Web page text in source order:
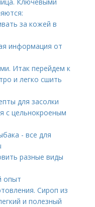
за кожей в
информация от
Итак перейдем к
и легко сшить
для засолки
с цельнокроеным
- все для
разные виды
опыт
Сироп из
и полезный